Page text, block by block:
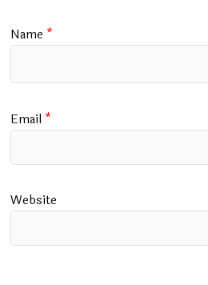
Name *
Email *
Website